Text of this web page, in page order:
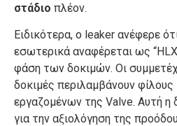
στάδιο πλέον.
Ειδικότερα, ο leaker ανέφερε
εσωτερικά αναφέρεται ως
φάση των δοκιμών. Οι
δοκιμές περιλαμβάνουν φίλους
εργαζομένων της Valve. Αυτή η
για την αξιολόγηση της